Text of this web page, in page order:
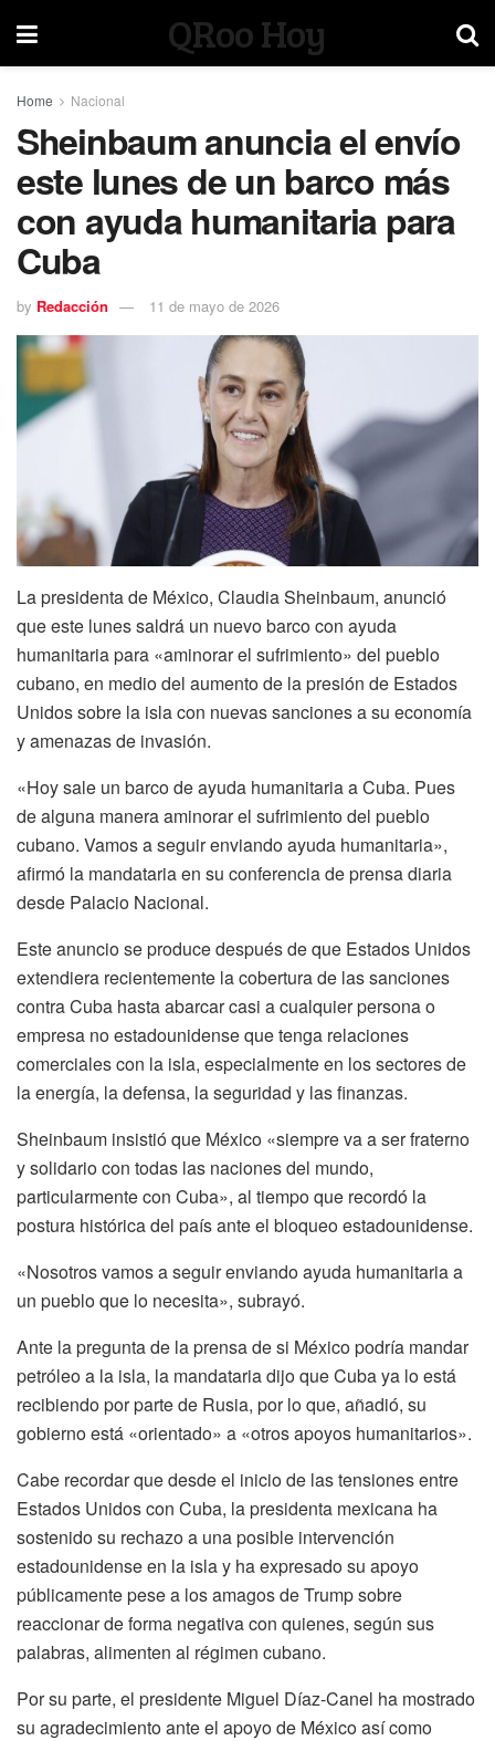
QRoo Hoy
Home Nacional
Sheinbaum anuncia el envío
este lunes de un barco más
con ayuda humanitaria para
Cuba
by Redacción 11 de mayo de 2026
La presidenta de México, Claudia Sheinbaum, anunció
que este lunes saldrá un nuevo barco con ayuda
humanitaria para «aminorar el sufrimiento» del pueblo
cubano, en medio del aumento de la presión de Estados
Unidos sobre la isla con nuevas sanciones a su economía
y amenazas de invasión.
«Hoy sale un barco de ayuda humanitaria a Cuba. Pues
de alguna manera aminorar el sufrimiento del pueblo
cubano. Vamos a seguir enviando ayuda humanitaria»,
afirmó la mandataria en su conferencia de prensa diaria
desde Palacio Nacional.
Este anuncio se produce después de que Estados Unidos
extendiera recientemente la cobertura de las sanciones
contra Cuba hasta abarcar casi a cualquier persona o
empresa no estadounidense que tenga relaciones
comerciales con la isla, especialmente en los sectores de
la energía, la defensa, la seguridad y las finanzas.
Sheinbaum insistió que México «siempre va a ser fraterno
y solidario con todas las naciones del mundo,
particularmente con Cuba», al tiempo que recordó la
postura histórica del país ante el bloqueo estadounidense.
«Nosotros vamos a seguir enviando ayuda humanitaria a
un pueblo que lo necesita», subrayó.
Ante la pregunta de la prensa de si México podría mandar
petróleo a la isla, la mandataria dijo que Cuba ya lo está
recibiendo por parte de Rusia, por lo que, añadió, su
gobierno está «orientado» a «otros apoyos humanitarios».
Cabe recordar que desde el inicio de las tensiones entre
Estados Unidos con Cuba, la presidenta mexicana ha
sostenido su rechazo a una posible intervención
estadounidense en la isla y ha expresado su apoyo
públicamente pese a los amagos de Trump sobre
reaccionar de forma negativa con quienes, según sus
palabras, alimenten al régimen cubano.
Por su parte, el presidente Miguel Díaz-Canel ha mostrado
su agradecimiento ante el apoyo de México así como